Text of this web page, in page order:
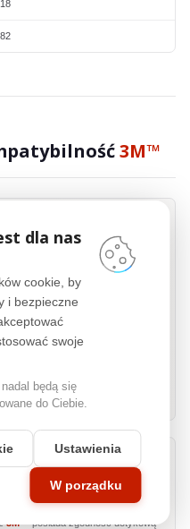
3M™
system mocowania filtrów
wygodę i niezawodność w
zaawansowanych pasków
łatwa i szybka,
mocowanie. Technologia
łatwej obsługi i trwałości, bez
filtru. Idealne
sobie wygodę i efektywność.
3M™posiada zgodność dotykową
dla nas
cookie, by
i bezpieczne
swoje
będą się
do Ciebie.
Ustawienia
W porządku